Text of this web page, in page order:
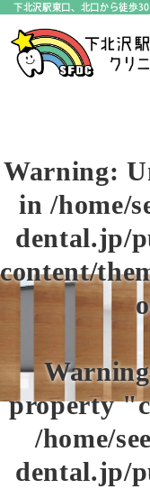
下北沢駅東口、北口から徒歩
Warning:
in/home/
dental.jp/
content/
Warning
property
/home/
dental.jp/